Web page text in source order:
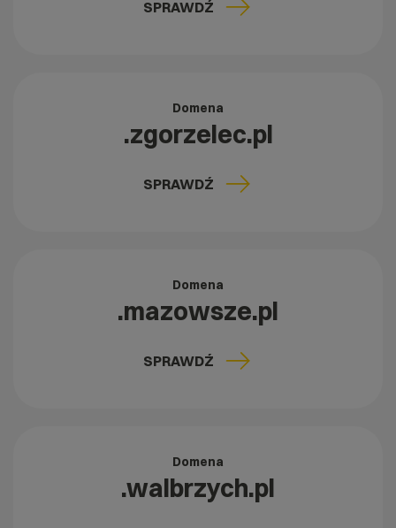
SPRAWDŹ
Domena
.zgorzelec.pl
SPRAWDŹ
Domena
.mazowsze.pl
SPRAWDŹ
Domena
.walbrzych.pl